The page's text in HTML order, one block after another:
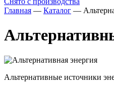
Главная — Каталог —
Альтернативные источники